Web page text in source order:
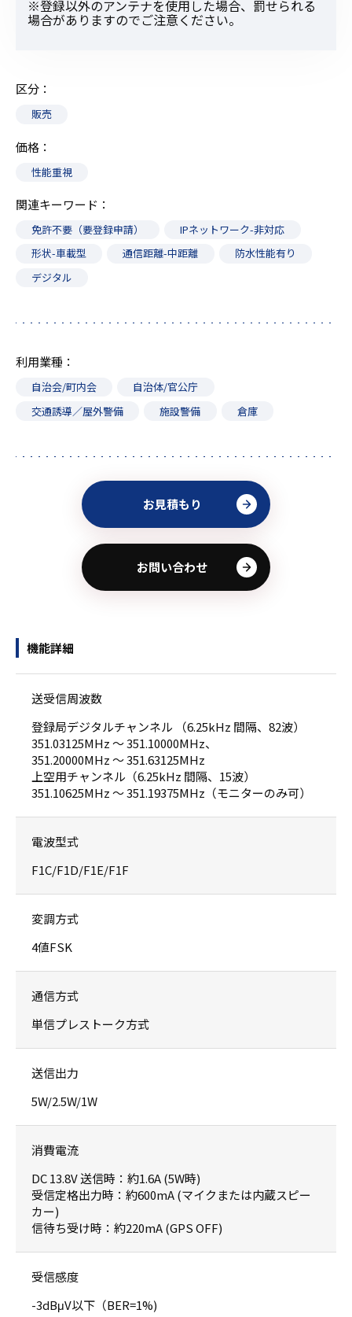
※登録以外のアンテナを使用した場合、罰せられる
場合がありますのでご注意ください。
区分
販売
価格
性能重視
関連キーワード
免許不要（要登録申請）
IPネットワーク-非対応
形状-車載型
通信距離-中距離
防水性能有り
デジタル
利用業種
自治会/町内会
自治体/官公庁
交通誘導／屋外警備
施設警備 倉庫
お見積もり
お問い合わせ
機能詳細
送受信周波数
登録局デジタルチャンネル （6.25kHz 間隔、82波）
351.03125MHz ～ 351.10000MHz、
351.20000MHz ～ 351.63125MHz
上空用チャンネル（6.25kHz 間隔、15波）
351.10625MHz ～ 351.19375MHz（モニターのみ可）
電波型式
F1C/F1D/F1E/F1F
変調方式
4値FSK
通信方式
単信プレストーク方式
送信出力
5W/2.5W/1W
消費電流
DC 13.8V 送信時：約1.6A (5W時)
受信定格出力時：約600mA (マイクまたは内蔵スピー
カー)
信待ち受け時：約220mA (GPS OFF)
受信感度
-3dBμV以下（BER=1%)